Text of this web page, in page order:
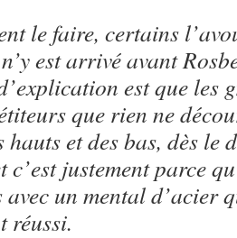
le faire, certains
est arrivé avant
est que les
que rien ne
hauts et des bas, dès le
justement parce
avec un mental d’acier
réussi.